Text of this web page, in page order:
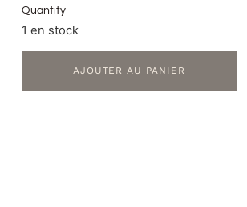
Quantity
1 en stock
AJOUTER AU PANIER